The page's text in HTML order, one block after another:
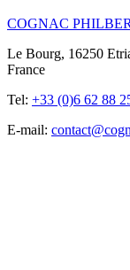
COGNAC
Le Bourg, 16250
France
Tel: +33 (0)6 62 88
E-mail: